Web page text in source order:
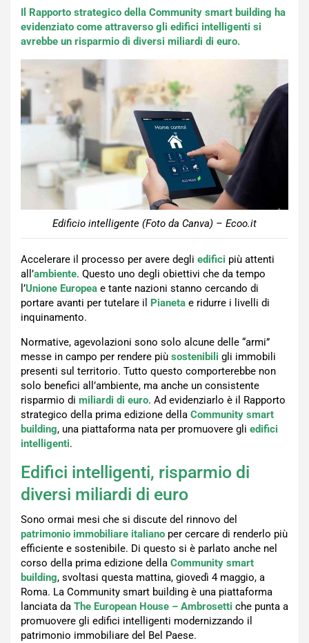
Il Rapporto strategico della Community smart building ha
evidenziato come attraverso gli edifici intelligenti si
avrebbe un risparmio di diversi miliardi di euro.
Edificio intelligente (Foto da Canva) – Ecoo.it
Accelerare il processo per avere degli edifici più attenti
all’ambiente. Questo uno degli obiettivi che da tempo
l’Unione Europea e tante nazioni stanno cercando di
portare avanti per tutelare il Pianeta e ridurre i livelli di
inquinamento.
Normative, agevolazioni sono solo alcune delle “armi”
messe in campo per rendere più sostenibili gli immobili
presenti sul territorio. Tutto questo comporterebbe non
solo benefici all’ambiente, ma anche un consistente
risparmio di miliardi di euro. Ad evidenziarlo è il Rapporto
strategico della prima edizione della Community smart
building, una piattaforma nata per promuovere gli edifici
intelligenti.
Edifici intelligenti, risparmio di
diversi miliardi di euro
Sono ormai mesi che si discute del rinnovo del
patrimonio immobiliare italiano per cercare di renderlo più
efficiente e sostenibile. Di questo si è parlato anche nel
corso della prima edizione della Community smart
building, svoltasi questa mattina, giovedì 4 maggio, a
Roma. La Community smart building è una piattaforma
lanciata da The European House – Ambrosetti che punta a
promuovere gli edifici intelligenti modernizzando il
patrimonio immobiliare del Bel Paese.